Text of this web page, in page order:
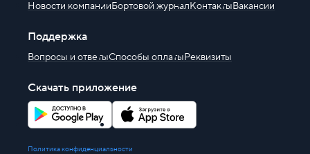
Новости компанииБортовой журналКонтактыВакансии
Поддержка
Вопросы и ответыСпособы оплатыРеквизиты
Скачать приложение
Политика конфиденциальности